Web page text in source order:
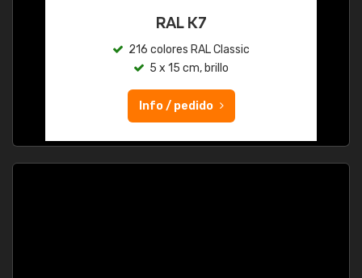
RAL K7
216 colores RAL Classic
5 x 15 cm, brillo
Info / pedido